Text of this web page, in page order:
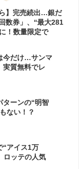
ら】完売続出…銀だ
数券」、“最大281
！数量限定で
今だけ…サンマ
実質無料でレ
ターンの“明智
ない！？
“アイス1万
ロッテの人気